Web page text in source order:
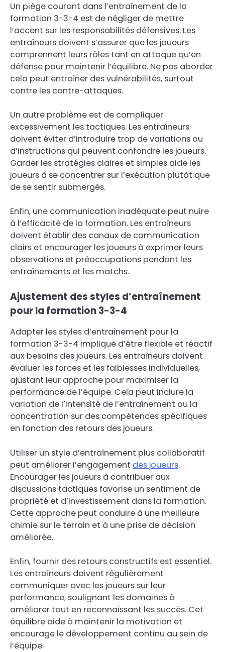
Un piège courant dans l’entraînement de la
formation 3-3-4 est de négliger de mettre
l’accent sur les responsabilités défensives. Les
entraîneurs doivent s’assurer que les joueurs
comprennent leurs rôles tant en attaque qu’en
défense pour maintenir l’équilibre. Ne pas aborder
cela peut entraîner des vulnérabilités, surtout
contre les contre-attaques.
Un autre problème est de compliquer
excessivement les tactiques. Les entraîneurs
doivent éviter d’introduire trop de variations ou
d’instructions qui peuvent confondre les joueurs.
Garder les stratégies claires et simples aide les
joueurs à se concentrer sur l’exécution plutôt que
de se sentir submergés.
Enfin, une communication inadéquate peut nuire
à l’efficacité de la formation. Les entraîneurs
doivent établir des canaux de communication
clairs et encourager les joueurs à exprimer leurs
observations et préoccupations pendant les
entraînements et les matchs.
Ajustement des styles d’entraînement
pour la formation 3-3-4
Adapter les styles d’entraînement pour la
formation 3-3-4 implique d’être flexible et réactif
aux besoins des joueurs. Les entraîneurs doivent
évaluer les forces et les faiblesses individuelles,
ajustant leur approche pour maximiser la
performance de l’équipe. Cela peut inclure la
variation de l’intensité de l’entraînement ou la
concentration sur des compétences spécifiques
en fonction des retours des joueurs.
Utiliser un style d’entraînement plus collaboratif
peut améliorer l’engagement des joueurs.
Encourager les joueurs à contribuer aux
discussions tactiques favorise un sentiment de
propriété et d’investissement dans la formation.
Cette approche peut conduire à une meilleure
chimie sur le terrain et à une prise de décision
améliorée.
Enfin, fournir des retours constructifs est essentiel.
Les entraîneurs doivent régulièrement
communiquer avec les joueurs sur leur
performance, soulignant les domaines à
améliorer tout en reconnaissant les succès. Cet
équilibre aide à maintenir la motivation et
encourage le développement continu au sein de
l’équipe.